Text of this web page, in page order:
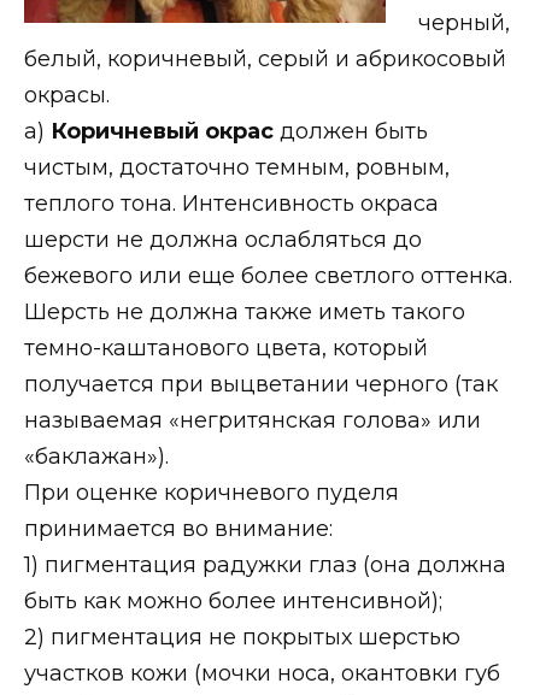
черный,
белый, коричневый, серый и абрикосовый
окрасы.
a) Коричневый окрас должен быть
чистым, достаточно темным, ровным,
теплого тона. Интенсивность окраса
шерсти не должна ослабляться до
бежевого или еще более светлого оттенка.
Шерсть не должна также иметь такого
темно-каштанового цвета, который
получается при выцветании черного (так
называемая «негритянская голова» или
«баклажан»).
При оценке коричневого пуделя
принимается во внимание:
1) пигментация радужки глаз (она должна
быть как можно более интенсивной);
2) пигментация не покрытых шерстью
участков кожи (мочки носа, окантовки губ